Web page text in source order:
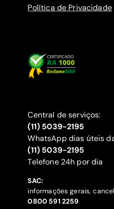
Política de Privacidade
Central de serviços:
(11) 5039-2195
WhatsApp dias úteis
(11) 5039-2195
‍Telefone 24h por dia
SAC:
informações gerais,
‍0800 591 2259